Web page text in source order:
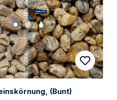
(Bunt)